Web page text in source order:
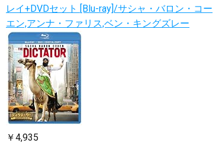
レイ+DVDセット [Blu-ray]/サシャ・バロン・コー
エン,アンナ・ファリス,ベン・キングズレー
￥4,935